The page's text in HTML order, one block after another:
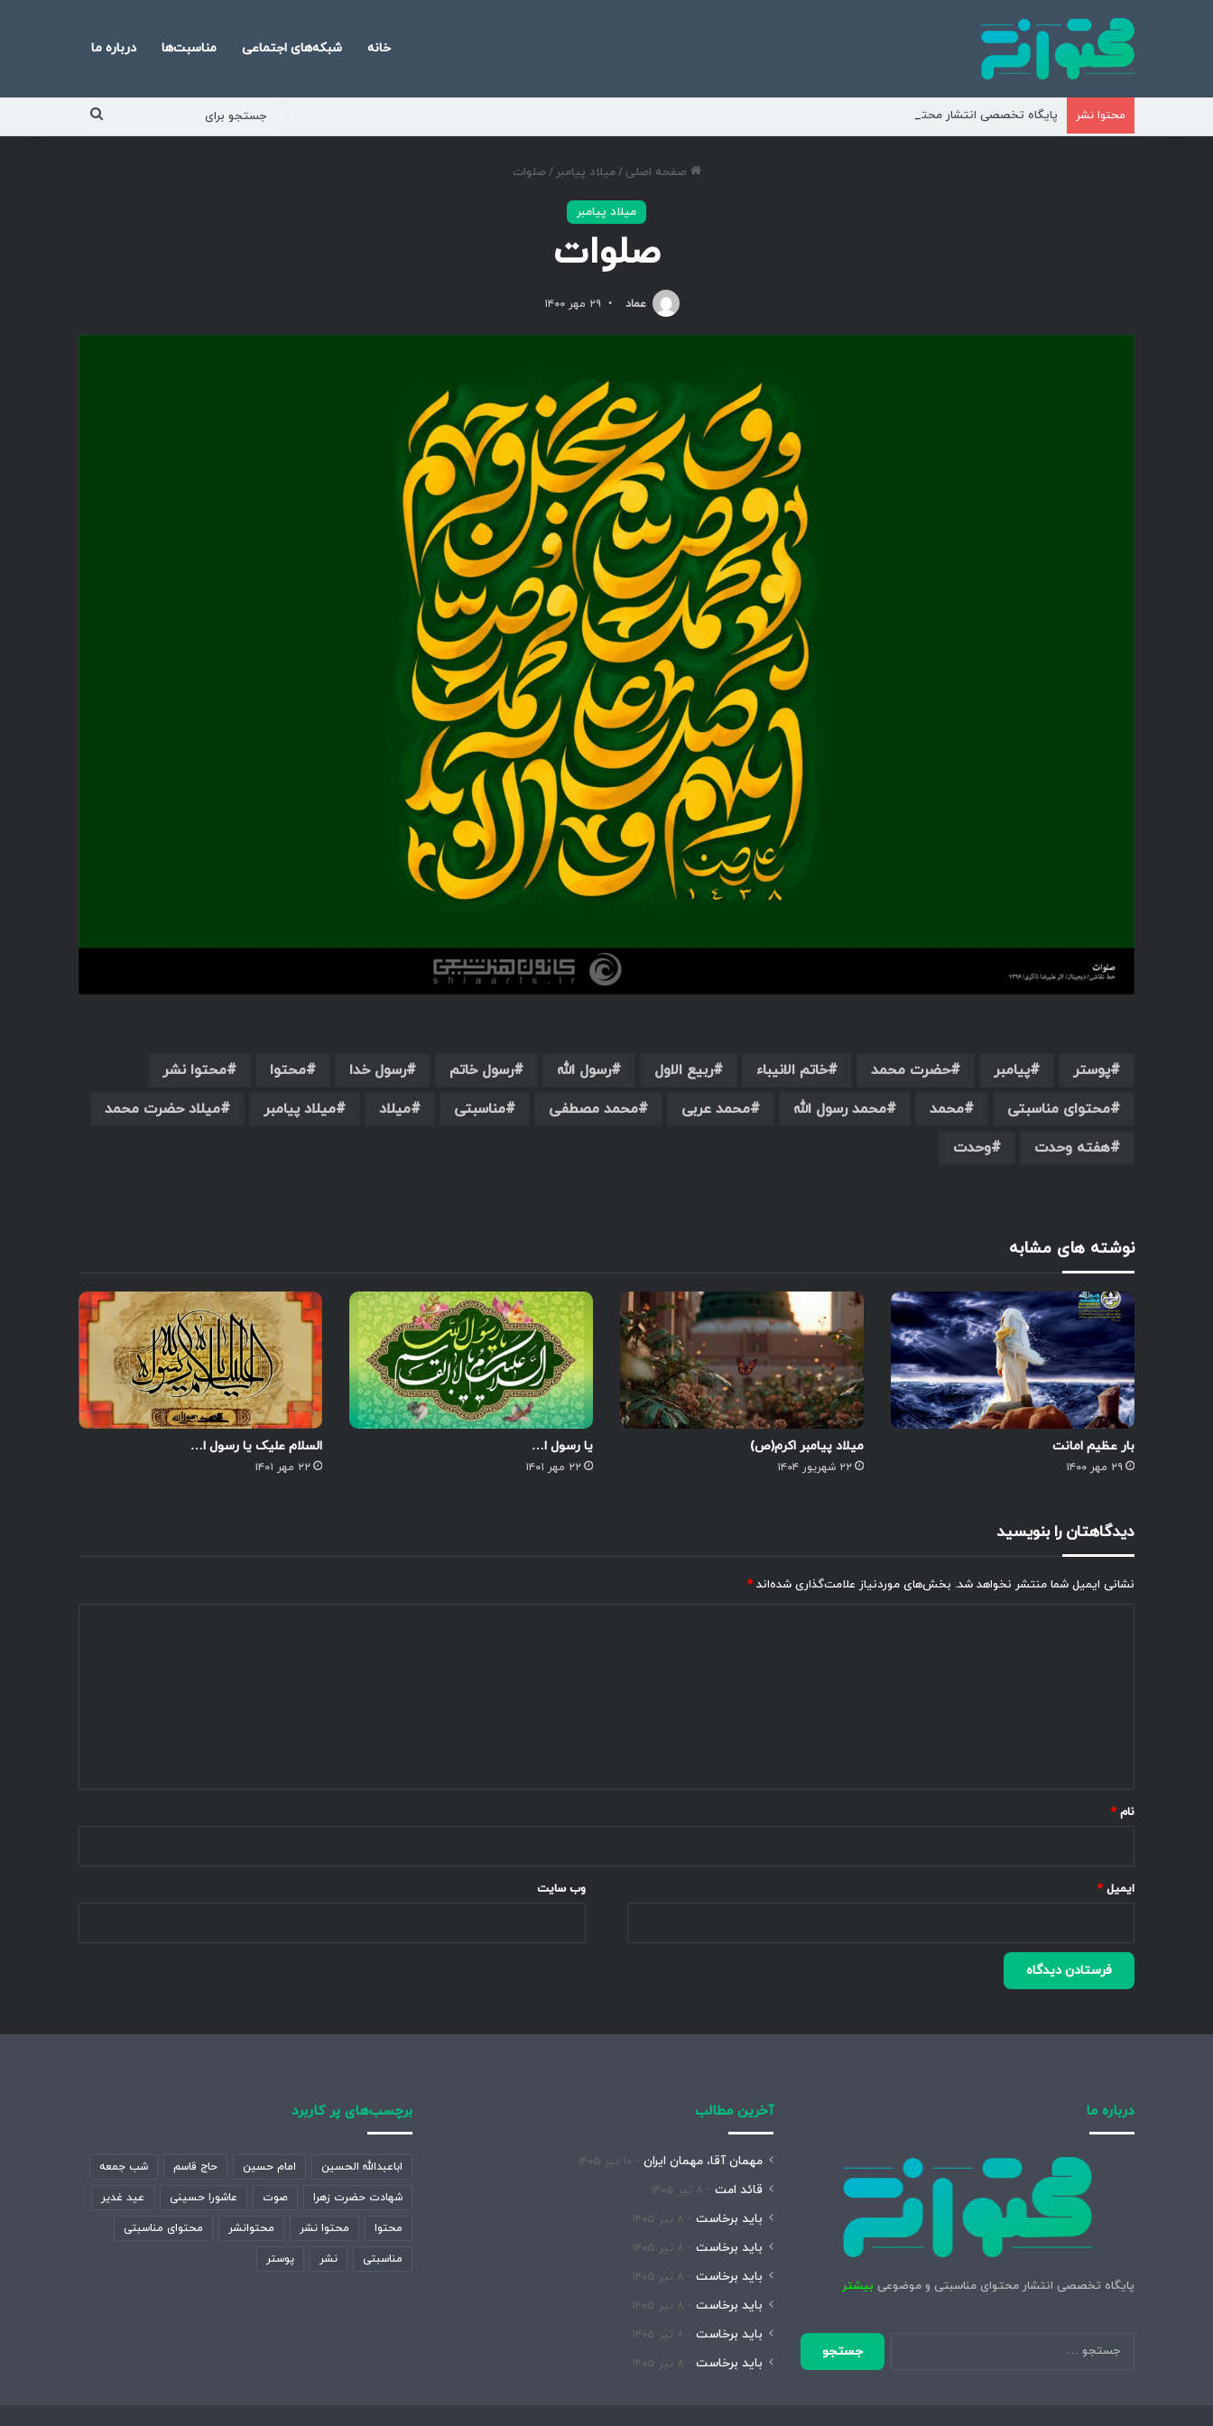
خانه شبکه‌های اجتماعی مناسبت‌ها درباره ما
محتوا نشر پایگاه تخصصی انتشار محتوای مناسبتی و موضوعی
صفحه اصلی /میلاد پیامبر / صلوات
میلاد پیامبر
صلوات
عماد ۲۹ مهر ۱۴۰۰
پوستر پیامبر حضرت محمد خاتم الانیباء ربیع الاول رسول الله رسول خاتم رسول خدا محتوا
محتوا نشر
محتوای مناسبتی
محمد محمد رسول الله محمد عربی محمد مصطفی مناسبتی میلاد میلاد پیامبر
میلاد حضرت محمد
هفته وحدت
وحدت
نوشته های مشابه
بار عظیم امانت
۲۹ مهر ۱۴۰۰
میلاد پیامبر اکرم(ص)
۲۲ شهریور ۱۴۰۴
یا رسول ا…
۲۲ مهر ۱۴۰۱
السلام علیک یا رسول ا…
۲۲ مهر ۱۴۰۱
دیدگاهتان را بنویسید
نشانی ایمیل شما منتشر نخواهد شد. بخش‌های موردنیاز علامت‌گذاری شده‌اند *
نام *
ایمیل * وب‌ سایت
درباره ما
پایگاه تخصصی انتشار محتوای مناسبتی و موضوعی بیشتر
جستجو
برای:
آخرین مطالب
مهمان آقا، مهمان ایران ۱۰ تیر ۱۴۰۵
قائد امت ۸ تیر ۱۴۰۵
باید برخاست ۸ تیر ۱۴۰۵
باید برخاست ۸ تیر ۱۴۰۵
باید برخاست ۸ تیر ۱۴۰۵
باید برخاست ۸ تیر ۱۴۰۵
باید برخاست ۸ تیر ۱۴۰۵
باید برخاست ۸ تیر ۱۴۰۵
برچسب‌های پر کاربرد
اباعبدالله الحسین امام حسین حاج قاسم شب جمعه
شهادت حضرت زهرا صوت عاشورا حسینی عید غدیر
محتوا محتوا نشر محتوانشر محتوای مناسبتی
مناسبتی نشر پوستر